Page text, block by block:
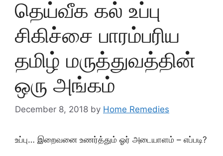
தெய்வீக கல் உப்பு
சிகிச்சை பாரம்பரிய
தமிழ் மருத்துவத்தின்
ஒரு அங்கம்
December 8, 2018 by Home Remedies
உப்பு… இறைவனை உணர்த்தும் ஓர் அடையாளம் – எப்படி?